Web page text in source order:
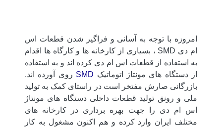
امروزه با توجه به آسانی و فراگیر شدن قطعات اس
ام دی SMD ، بسیاری از کارخانه ها و کارگاه ها اقدام
به استفاده از قطعات اس ام دی کرده اند و به استفاده
از دستگاه های مونتاژ اتوماتیک SMD
روی آورده اند.
بازرگانی صارش مفتخر است در راستای کمک به تولید
ملی و رونق تولید قطعات داخلی دستگاه های مونتاژ
اس ام دی را جهت بهره برداری در کارخانه های
مختلف ایران وارد کرده و هم اکنون مشغول به کار